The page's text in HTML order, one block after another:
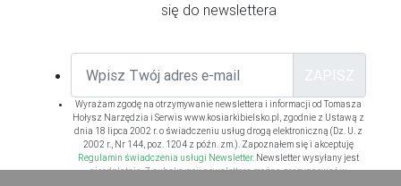
się do newslettera
Wyrażam zgodę na otrzymywanie newslettera i informacji od Tomasza
Hołysz Narzędzia i Serwis www.kosiarkibielsko.pl, zgodnie z Ustawą z
dnia 18 lipca 2002 r. o świadczeniu usług drogą elektroniczną (Dz. U. z
2002 r., Nr 144, poz. 1204 z późn. zm.). Zapoznałem się i akceptuję
Regulamin świadczenia usługi Newsletter. Newsletter wysyłany jest
nieodpłatnie. Z subskrypcji newslettera można zrezygnować w